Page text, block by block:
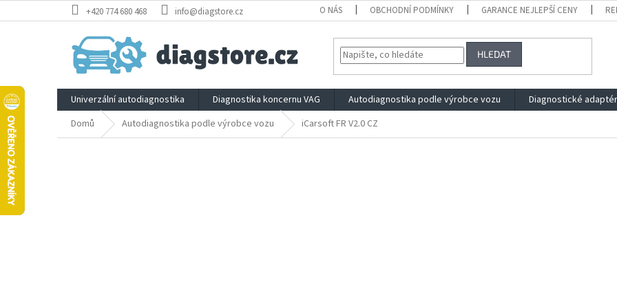
na
+420 774 680 468 info@diagstore.cz O NÁS OBCHODNÍ PODMÍNKY GARANCE NEJLEPŠÍ CENY
HLEDAT
Univerzální autodiagnostika Diagnostika koncernu VAG Autodiagnostika podle výrobce vozu Diagnostické
Domů
Autodiagnostika podle výrobce vozu iCarsoft FR V2.0 CZ